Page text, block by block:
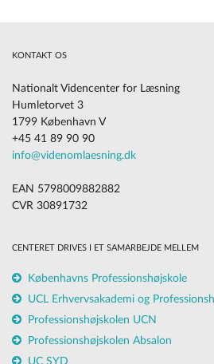
KONTAKT OS
Nationalt Videncenter for Læsning
Humletorvet 3
1799 København V
+45 41 89 90 90
info@videnomlaesning.dk
EAN 5798009882882
CVR 30891732
CENTERET DRIVES I ET SAMARBEJDE MELLEM
Københavns Professionshøjskole
UCL Erhvervsakademi og
Professionshøjskolen UCN
Professionshøjskolen Absalon